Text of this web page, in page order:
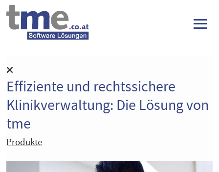
≡
Effiziente und rechtssichere
Klinikverwaltung: Die Lösung von
tme
Produkte